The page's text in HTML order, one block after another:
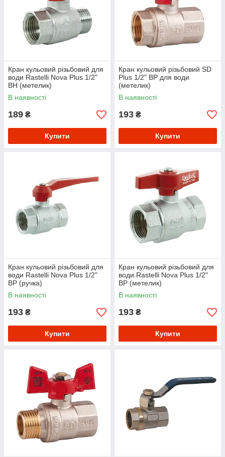
Кран кульовий різьбовий для
води Rastelli Nova Plus 1/2"
ВН (метелик)
В наявності
189 ₴
Купити
Кран кульовий різьбовий SD
Plus 1/2" ВР для води
(метелик)
В наявності
193 ₴
Купити
Кран кульовий різьбовий для
води Rastelli Nova Plus 1/2"
ВР (ручка)
В наявності
193 ₴
Купити
Кран кульовий різьбовий для
води Rastelli Nova Plus 1/2"
ВР (метелик)
В наявності
193 ₴
Купити